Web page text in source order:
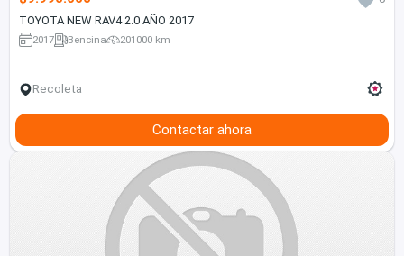
TOYOTA NEW RAV4 2.0 AÑO 2017
2017 Bencina 201000 km
Recoleta
Contactar ahora